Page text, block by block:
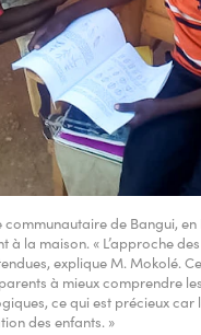
communautaire de Bangui,
à la maison. « L’approche
explique M. Mokolé.
à mieux comprendre
ce qui est précieux car
des enfants. »